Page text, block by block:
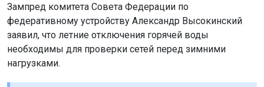
Зампред комитета Совета Федерации по
федеративному устройству Александр Высокинский
заявил, что летние отключения горячей воды
необходимы для проверки сетей перед зимними
нагрузками.